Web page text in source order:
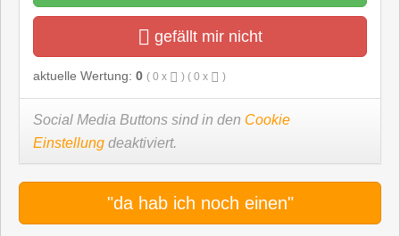
gefällt mir nicht
aktuelle Wertung: 0 ( 0 x ) ( 0 x )
Social Media Buttons sind in den Cookie
Einstellung deaktiviert.
"da hab ich noch einen"